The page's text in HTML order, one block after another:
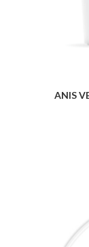
ANIS